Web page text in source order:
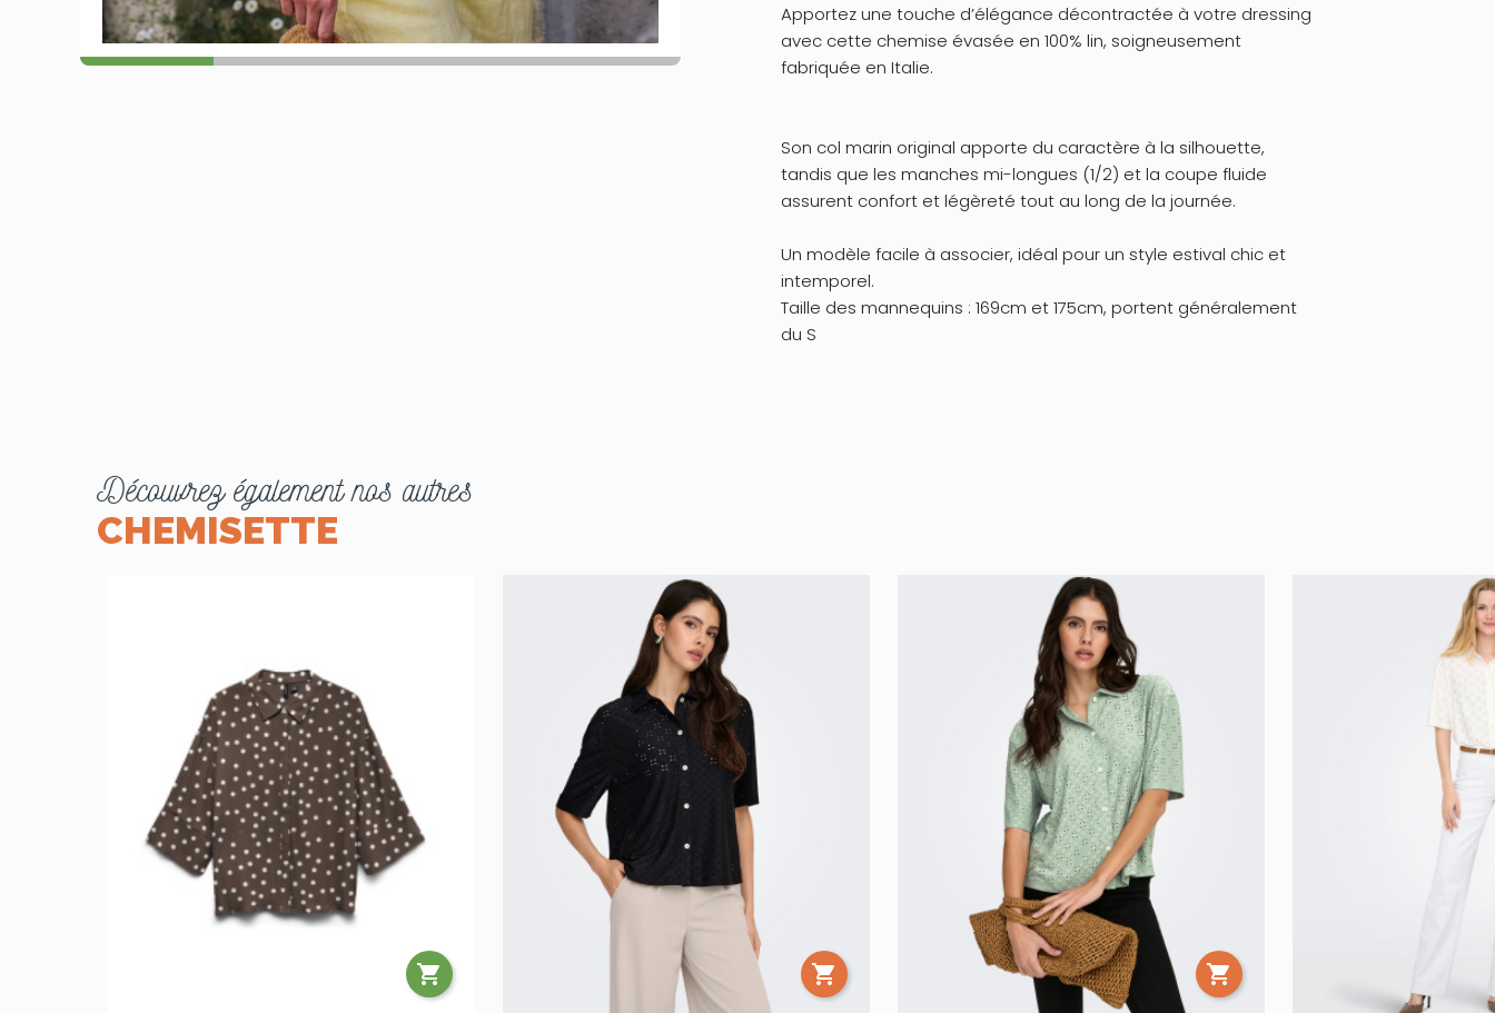
Apportez une touche d’élégance décontractée à votre dressing
avec cette chemise évasée en 100% lin, soigneusement
fabriquée en Italie.
Son col marin original apporte du caractère à la silhouette,
tandis que les manches mi-longues (1/2) et la coupe fluide
assurent confort et légèreté tout au long de la journée.
Un modèle facile à associer, idéal pour un style estival chic et
intemporel.
Taille des mannequins : 169cm et 175cm, portent généralement
du S
Découvrez également nos autres
CHEMISETTE
  